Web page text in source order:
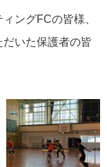
ングFCの皆様、
いた保護者の皆